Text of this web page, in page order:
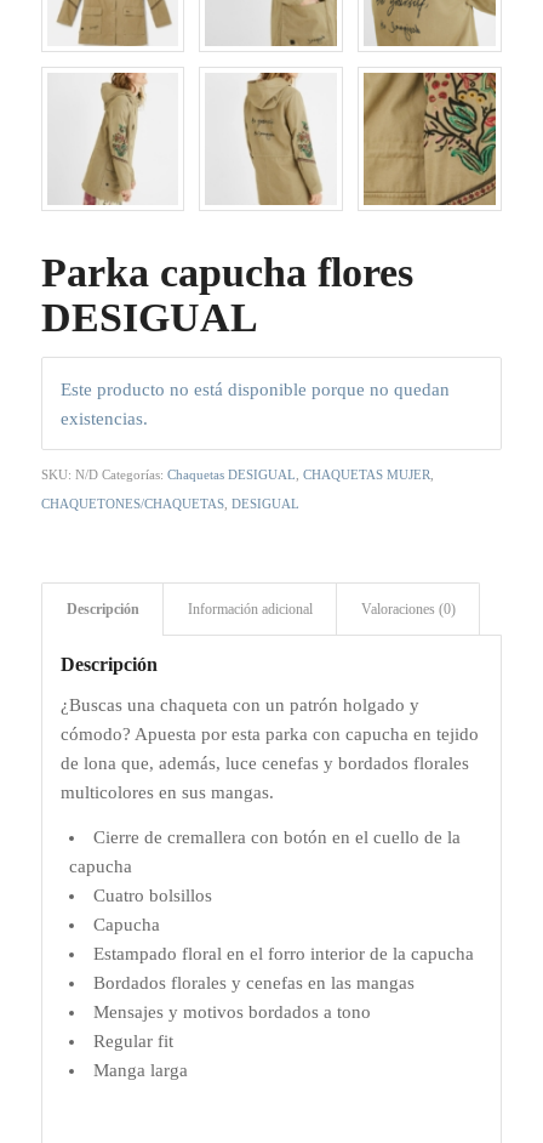
Parka capucha flores
DESIGUAL
Este producto no está disponible porque no quedan
existencias.
SKU: N/D Categorías: Chaquetas DESIGUAL CHAQUETAS MUJER
CHAQUETONES/CHAQUETAS, DESIGUAL
Descripción Información adicional Valoraciones (0)
Descripción
¿Buscas una chaqueta con un patrón holgado y
cómodo? Apuesta por esta parka con capucha en tejido
de lona que, además, luce cenefas y bordados florales
multicolores en sus mangas.
Cierre de cremallera con botón en el cuello de la
capucha
Cuatro bolsillos
Capucha
Estampado floral en el forro interior de la capucha
Bordados florales y cenefas en las mangas
Mensajes y motivos bordados a tono
Regular fit
Manga larga